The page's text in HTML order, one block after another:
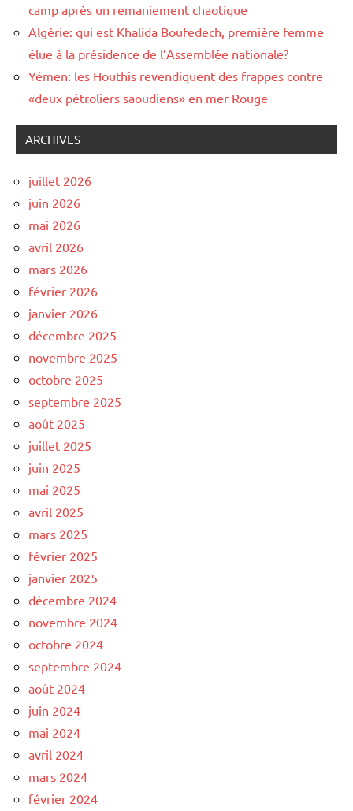
camp après un remaniement chaotique
Algérie: qui est Khalida Boufedech, première femme
élue à la présidence de l’Assemblée nationale?
Yémen: les Houthis revendiquent des frappes contre
«deux pétroliers saoudiens» en mer Rouge
ARCHIVES
juillet 2026
juin 2026
mai 2026
avril 2026
mars 2026
février 2026
janvier 2026
décembre 2025
novembre 2025
octobre 2025
septembre 2025
août 2025
juillet 2025
juin 2025
mai 2025
avril 2025
mars 2025
février 2025
janvier 2025
décembre 2024
novembre 2024
octobre 2024
septembre 2024
août 2024
juin 2024
mai 2024
avril 2024
mars 2024
février 2024